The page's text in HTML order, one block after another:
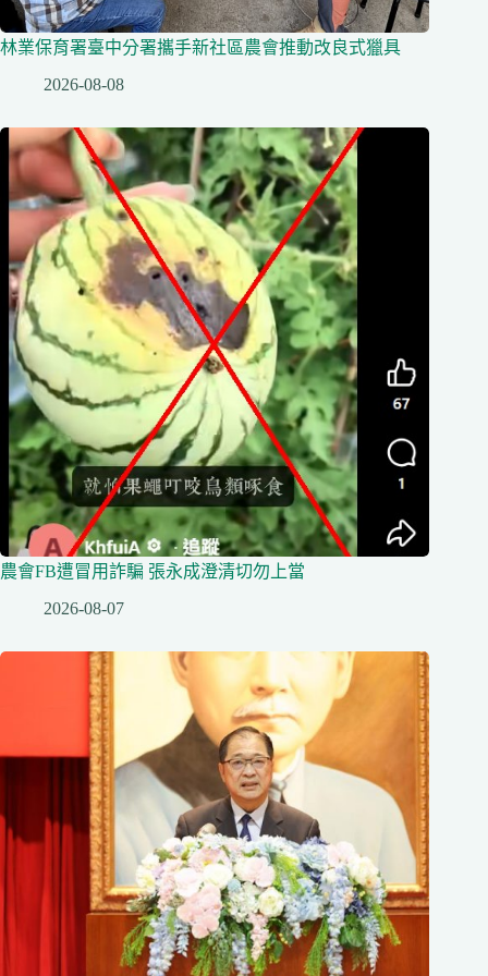
林業保育署臺中分署攜手新社區農會推動改良式獵具
2026-08-08
農會FB遭冒用詐騙 張永成澄清切勿上當
2026-08-07